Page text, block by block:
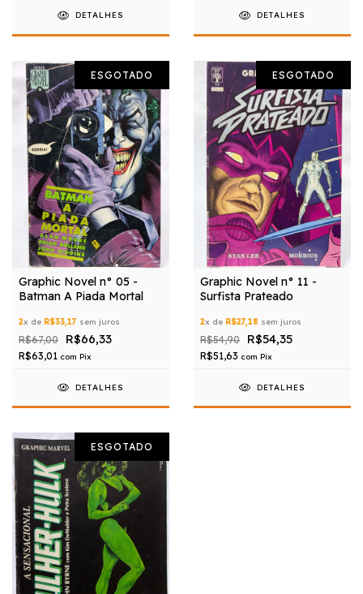
DETALHES DETALHES
ESGOTADO
Graphic Novel n° 05 -
Batman A Piada Mortal
2x de R$33,17 sem juros
R$67,00 R$66,33
R$63,01 com Pix
DETALHES
ESGOTADO
Graphic Novel n° 11 -
Surfista Prateado
2x de R$27,18 sem juros
R$54,90 R$54,35
R$51,63 com Pix
DETALHES
ESGOTADO